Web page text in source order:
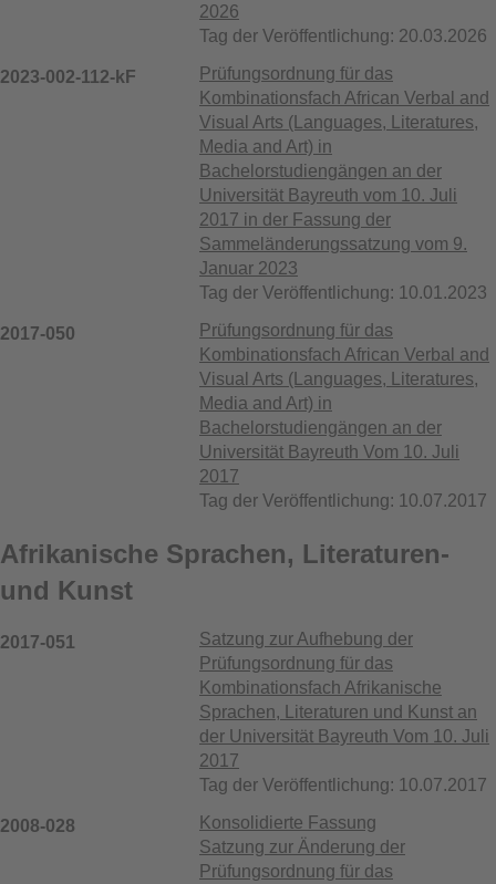
2026
Tag der Veröffentlichung: 20.03.2026
2023-002-112-kF
Prüfungsordnung für das
Kombinationsfach African Verbal and
Visual Arts (Languages, Literatures,
Media and Art) in
Bachelorstudiengängen an der
Universität Bayreuth vom 10. Juli
2017 in der Fassung der
Sammeländerungssatzung vom 9.
Januar 2023
Tag der Veröffentlichung: 10.01.2023
2017-050
Prüfungsordnung für das
Kombinationsfach African Verbal and
Visual Arts (Languages, Literatures,
Media and Art) in
Bachelorstudiengängen an der
Universität Bayreuth Vom 10. Juli
2017
Tag der Veröffentlichung: 10.07.2017
Afrikanische Sprachen, Literaturen-
und Kunst
2017-051
Satzung zur Aufhebung der
Prüfungsordnung für das
Kombinationsfach Afrikanische
Sprachen, Literaturen und Kunst an
der Universität Bayreuth Vom 10. Juli
2017
Tag der Veröffentlichung: 10.07.2017
2008-028
Konsolidierte Fassung
Satzung zur Änderung der
Prüfungsordnung für das